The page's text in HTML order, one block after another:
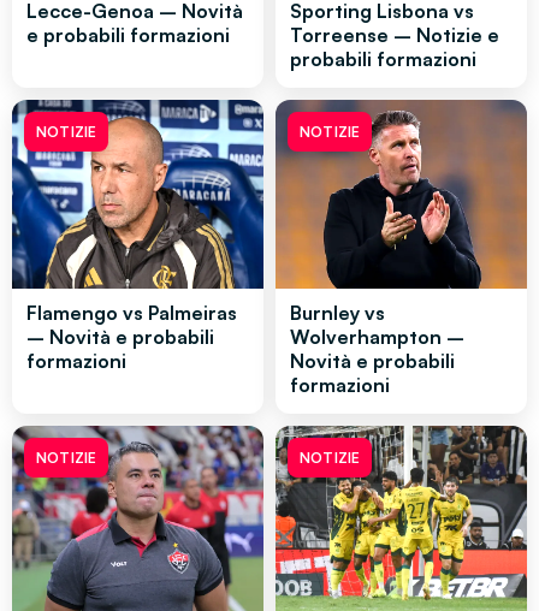
Lecce-Genoa – Novità
e probabili formazioni
Sporting Lisbona vs
Torreense – Notizie e
probabili formazioni
NOTIZIE
Flamengo vs Palmeiras
– Novità e probabili
formazioni
NOTIZIE
Burnley vs
Wolverhampton –
Novità e probabili
formazioni
NOTIZIE NOTIZIE